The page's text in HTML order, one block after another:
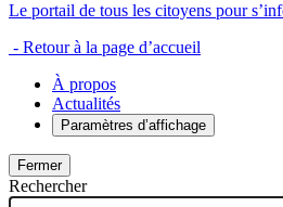
Le portail de tous les citoyens pour
- Retour à la page d’accueil
À propos
Actualités
Paramètres d’affichage
Fermer
Rechercher